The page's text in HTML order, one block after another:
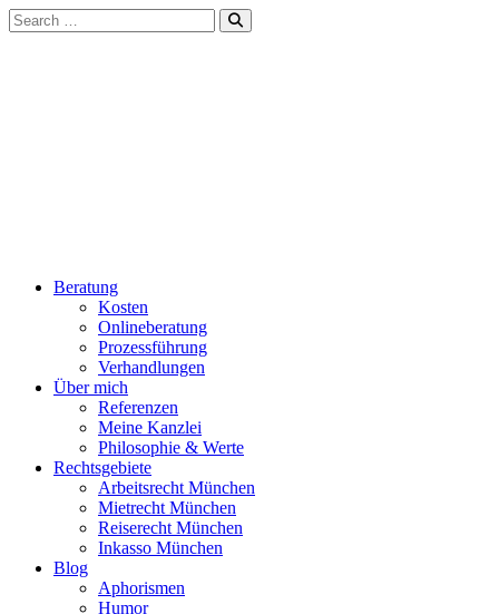
Beratung
Kosten
Onlineberatung
Prozessführung
Verhandlungen
Über mich
Referenzen
Meine Kanzlei
Philosophie & Werte
Rechtsgebiete
Arbeitsrecht München
Mietrecht München
Reiserecht München
Inkasso München
Blog
Aphorismen
Humor